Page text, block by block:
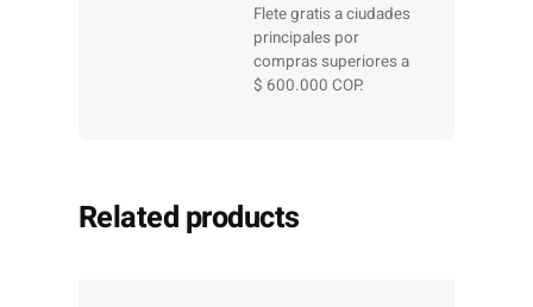
Flete gratis a ciudades
principales por
compras superiores a
$ 600.000 COP.
Related products